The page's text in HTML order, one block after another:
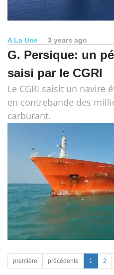
A La Une 3 years ago
G. Persique: un
saisi par le CGRI
Le CGRI saisit un navire
en contrebande des
carburant.
première précédente 1 2